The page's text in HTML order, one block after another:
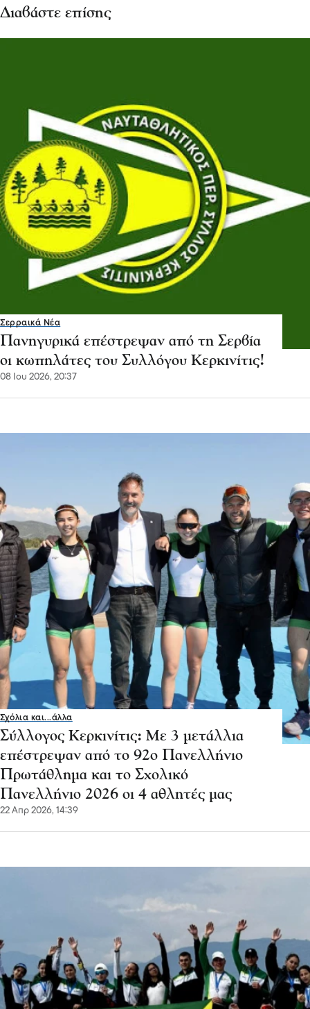
Διαβάστε επίσης
Σερραικά Νέα
Πανηγυρικά επέστρεψαν από τη Σερβία
οι κωπηλάτες του Συλλόγου Κερκινίτις!
08 Ιου 2026, 20:37
Σχόλια και...άλλα
Σύλλογος Κερκινίτις: Με 3 μετάλλια
επέστρεψαν από το 92ο Πανελλήνιο
Πρωτάθλημα και το Σχολικό
Πανελλήνιο 2026 οι 4 αθλητές μας
22 Απρ 2026, 14:39